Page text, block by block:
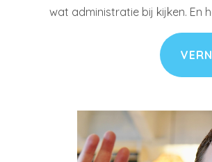
wat administratie bij kijken. En